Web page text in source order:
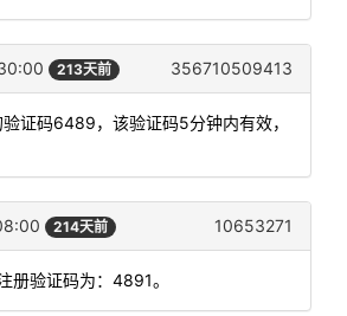
213天前 356710509413
验证码6489，该验证码5分钟内有效，
214天前 10653271
册验证码为：4891。